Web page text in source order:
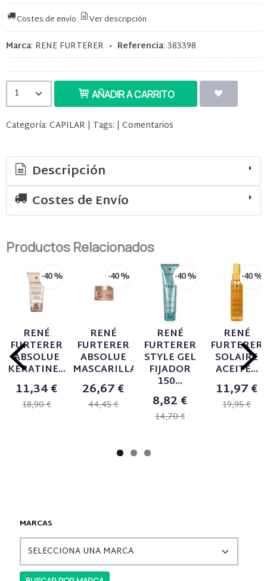
MARCAS
Costes de envío Ver descripción
Marca: RENE FURTERER • Referencia: 383398
AÑADIR A CARRITO
Categoría: CAPILAR | Tags: | Comentarios
Descripción
Costes de Envío
Productos Relacionados
-40 %
RENÉ
FURTERER
ABSOLUE
KERATINE...
11,34 €
18,90 €
-40 %
RENÉ
FURTERER
ABSOLUE
MASCARILLA...
26,67 €
44,45 €
-40 %
RENÉ
FURTERER
STYLE GEL
FIJADOR
150...
8,82 €
14,70 €
-40 %
RENÉ
FURTERER
SOLAIRE
ACEITE...
11,97 €
19,95 €